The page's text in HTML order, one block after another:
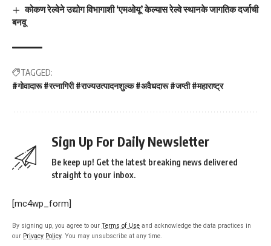
कोकण रेल्वेने उद्योग विभागाशी ‘एमओयू’ केल्यास रेल्वे स्थानके जागतिक दर्जाची
बनवू
TAGGED:
#गोवादारू #रत्नागिरी #राज्यउत्पादनशुल्क #अवैधदारू #जप्ती #महाराष्ट्र
Sign Up For Daily Newsletter
Be keep up! Get the latest breaking news delivered
straight to your inbox.
[mc4wp_form]
By signing up, you agree to our Terms of Use and acknowledge the data practices in
our Privacy Policy. You may unsubscribe at any time.